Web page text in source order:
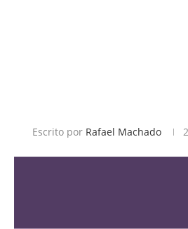
Escrito por Rafael Machado